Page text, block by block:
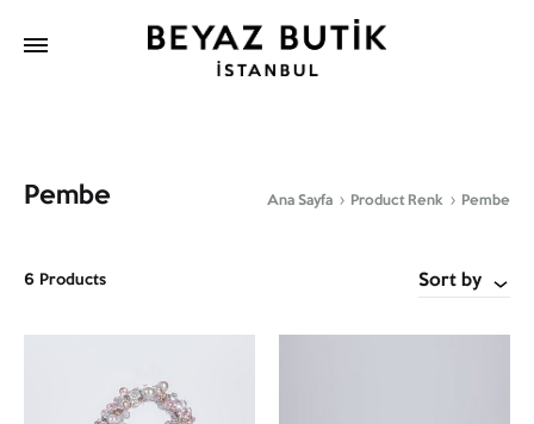
Pembe Ana Sayfa Product Renk Pembe
6 Products Sort by